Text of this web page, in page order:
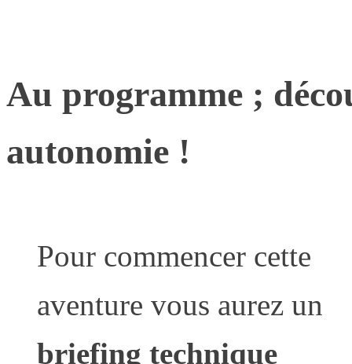
Au programme ;
autonomie !
Pour commencer cette
aventure vous aurez un
briefing technique